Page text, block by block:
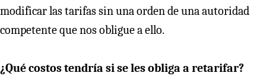
modificar las tarifas sin una orden de una autoridad
competente que nos obligue a ello.
¿Qué costos tendría si se les obliga a retarifar?